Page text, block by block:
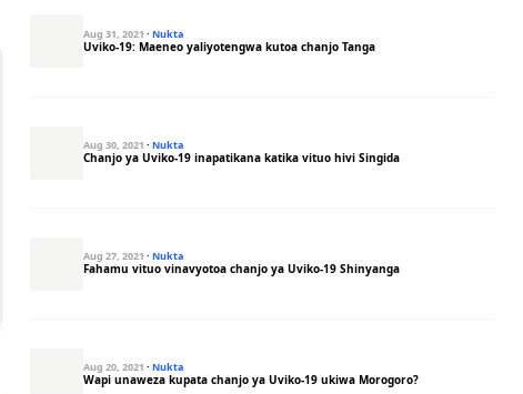
Aug 31, 2021·Nukta
Uviko-19: Maeneo yaliyotengwa kutoa chanjo Tanga
Aug 30, 2021·Nukta
Chanjo ya Uviko-19 inapatikana katika vituo hivi Singida
Aug 27, 2021·Nukta
Fahamu vituo vinavyotoa chanjo ya Uviko-19 Shinyanga
Aug 20, 2021·Nukta
Wapi unaweza kupata chanjo ya Uviko-19 ukiwa Morogoro?